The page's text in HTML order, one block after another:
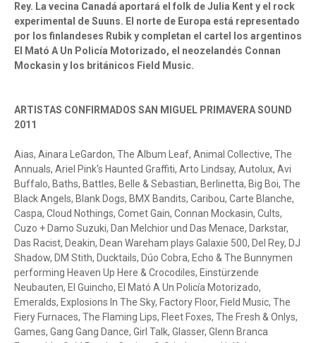
Rey. La vecina Canadá aportará el folk de Julia Kent y el rock
experimental de Suuns. El norte de Europa está representado
por los finlandeses Rubik y completan el cartel los argentinos
El Mató A Un Policía Motorizado, el neozelandés Connan
Mockasin y los británicos Field Music.
ARTISTAS CONFIRMADOS SAN MIGUEL PRIMAVERA SOUND
2011
Aias, Ainara LeGardon, The Album Leaf, Animal Collective, The
Annuals, Ariel Pink's Haunted Graffiti, Arto Lindsay, Autolux, Avi
Buffalo, Baths, Battles, Belle & Sebastian, Berlinetta, Big Boi, The
Black Angels, Blank Dogs, BMX Bandits, Caribou, Carte Blanche,
Caspa, Cloud Nothings, Comet Gain, Connan Mockasin, Cults,
Cuzo + Damo Suzuki, Dan Melchior und Das Menace, Darkstar,
Das Racist, Deakin, Dean Wareham plays Galaxie 500, Del Rey, DJ
Shadow, DM Stith, Ducktails, Dúo Cobra, Echo & The Bunnymen
performing Heaven Up Here & Crocodiles, Einstürzende
Neubauten, El Guincho, El Mató A Un Policía Motorizado,
Emeralds, Explosions In The Sky, Factory Floor, Field Music, The
Fiery Furnaces, The Flaming Lips, Fleet Foxes, The Fresh & Onlys,
Games, Gang Gang Dance, Girl Talk, Glasser, Glenn Branca